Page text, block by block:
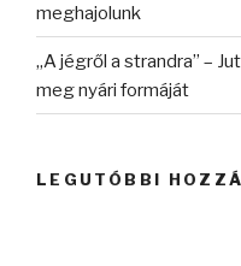
meghajolunk
„A jégről a strandra” –
meg nyári formáját
LEGUTÓBBI